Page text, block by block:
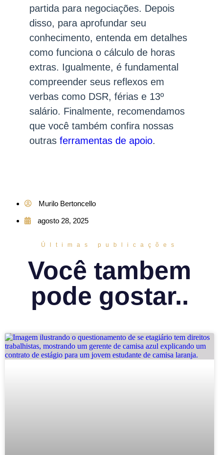
partida para negociações. Depois
disso, para aprofundar seu
conhecimento, entenda em detalhes
como funciona o cálculo de horas
extras. Igualmente, é fundamental
compreender seus reflexos em
verbas como DSR, férias e 13º
salário. Finalmente, recomendamos
que você também confira nossas
outras ferramentas de apoio.
Murilo Bertoncello
agosto 28, 2025
Últimas publicações
Você tambem
pode gostar..